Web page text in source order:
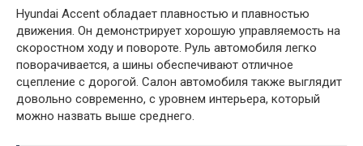
Hyundai Accent обладает плавностью и плавностью
движения. Он демонстрирует хорошую управляемость на
скоростном ходу и повороте. Руль автомобиля легко
поворачивается, а шины обеспечивают отличное
сцепление с дорогой. Салон автомобиля также выглядит
довольно современно, с уровнем интерьера, который
можно назвать выше среднего.